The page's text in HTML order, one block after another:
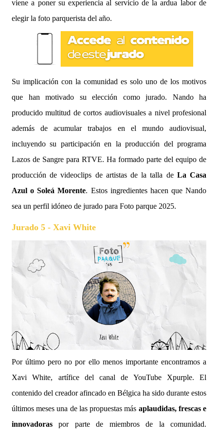
viene a poner su experiencia al servicio de la ardua labor de
elegir la foto parquerista del año.
Su implicación con la comunidad es solo uno de los motivos
que han motivado su elección como jurado. Nando ha
producido multitud de cortos audiovisuales a nivel profesional
además de acumular trabajos en el mundo audiovisual,
incluyendo su participación en la producción del programa
Lazos de Sangre para RTVE. Ha formado parte del equipo de
producción de videoclips de artistas de la talla de La Casa
Azul o Soleá Morente. Estos ingredientes hacen que Nando
sea un perfil idóneo de jurado para Foto parque 2025.
Jurado 5 - Xavi White
Por último pero no por ello menos importante encontramos a
Xavi White, artífice del canal de YouTube Xpurple. El
contenido del creador afincado en Bélgica ha sido durante estos
últimos meses una de las propuestas más aplaudidas, frescas e
innovadoraspor parte de miembros de la comunidad.